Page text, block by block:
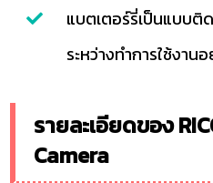
แบตเตอร์รี่เป็นแบบติ
ระหว่างทำการใช้งาน
รายละเอียดของ
Camera